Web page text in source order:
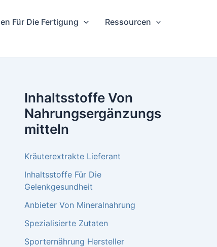
Für Die Fertigung
Ressourcen
Inhaltsstoffe Von
Nahrungsergänzungs
Mitteln
Kräuterextrakte Lieferant
Inhaltsstoffe Für Die
Gelenkgesundheit
Anbieter Von Mineralnahrung
Spezialisierte Zutaten
Sporternährung Hersteller